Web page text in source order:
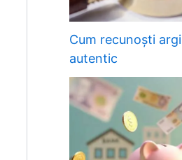
Cum recunoști
autentic